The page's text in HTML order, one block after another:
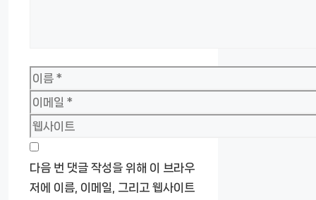
이
름
이
메
일
웹
사
이
트
다음 번 댓글 작성을 위해 이 브라우
저에 이름, 이메일, 그리고 웹사이트